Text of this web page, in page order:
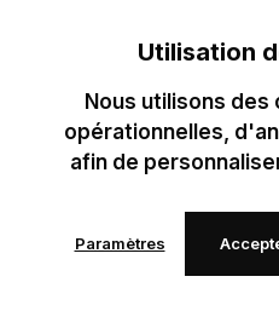
haute
Utilisation
Nous utilisons
opérationnelles,
afin de
Paramètres